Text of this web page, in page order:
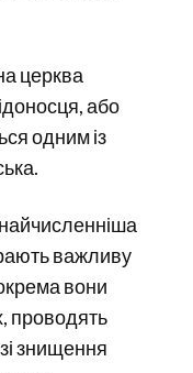
церква
або
одним із
важливу
вони
проводять
знищення